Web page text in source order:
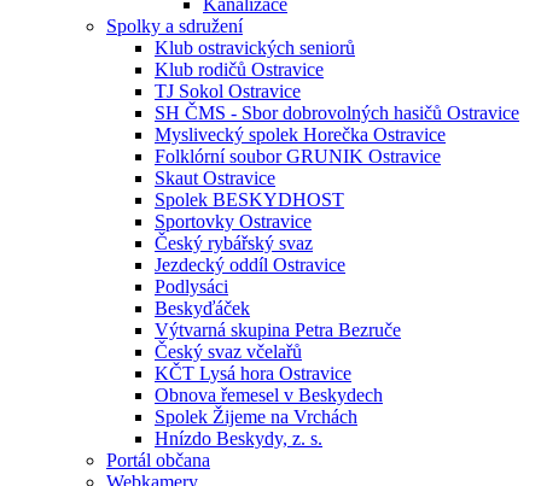
Kanalizace
Spolky a sdružení
Klub ostravických seniorů
Klub rodičů Ostravice
TJ Sokol Ostravice
SH ČMS - Sbor dobrovolných hasičů Ostravice
Myslivecký spolek Horečka Ostravice
Folklórní soubor GRUNIK Ostravice
Skaut Ostravice
Spolek BESKYDHOST
Sportovky Ostravice
Český rybářský svaz
Jezdecký oddíl Ostravice
Podlysáci
Beskyďáček
Výtvarná skupina Petra Bezruče
Český svaz včelařů
KČT Lysá hora Ostravice
Obnova řemesel v Beskydech
Spolek Žijeme na Vrchách
Hnízdo Beskydy, z. s.
Portál občana
Webkamery